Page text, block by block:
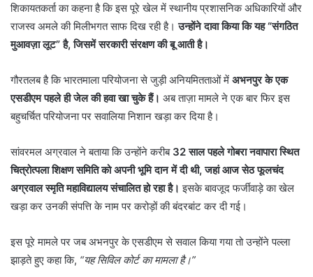
शिकायतकर्ता का कहना है कि इस पूरे खेल में स्थानीय प्रशासनिक अधिकारियों और
राजस्व अमले की मिलीभगत साफ दिख रही है।उन्होंने दावा किया कि यह “संगठित
मुआवज़ा लूट” है, जिसमें सरकारी संरक्षण की बू आती है।
गौरतलब है कि भारतमाला परियोजना से जुड़ी अनियमितताओं में अभनपुर के एक
एसडीएम पहले ही जेल की हवा खा चुके हैं। अब ताज़ा मामले ने एक बार फिर इस
बहुचर्चित परियोजना पर सवालिया निशान खड़ा कर दिया है।
सांवरमल अग्रवाल ने बताया कि उन्होंने करीब 32 साल पहले गोबरा नवापारा स्थित
चित्रोत्पला शिक्षण समिति को अपनी भूमि दान में दी थी, जहां आज सेठ फूलचंद
अग्रवाल स्मृति महाविद्यालय संचालित हो रहा है। इसके बावजूद फर्जीवाड़े का खेल
खड़ा कर उनकी संपत्ति के नाम पर करोड़ों की बंदरबांट कर दी गई।
इस पूरे मामले पर जब अभनपुर के एसडीएम से सवाल किया गया तो उन्होंने पल्ला
झाड़ते हुए कहा कि, “यह सिविल कोर्ट का मामला है।”